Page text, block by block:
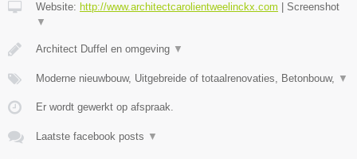
Website: http://www.architectcarolientweelinckx.com
Screenshot
▼
Architect Duffel en omgeving ▼
Moderne nieuwbouw, Uitgebreide of totaalrenovaties, Betonbouw, ▼
Er wordt gewerkt op afspraak.
Laatste facebook posts ▼